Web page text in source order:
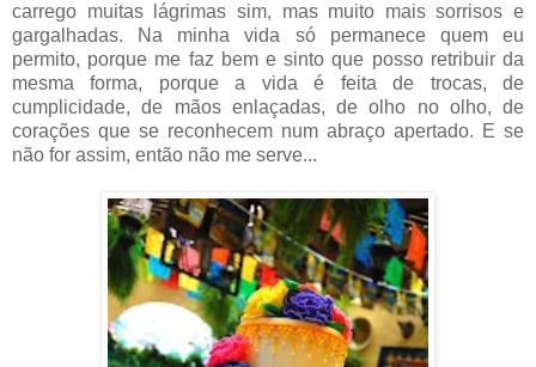
carrego muitas lágrimas sim, mas muito mais sorrisos e
gargalhadas. Na minha vida só permanece quem eu
permito, porque me faz bem e sinto que posso retribuir da
mesma forma, porque a vida é feita de trocas, de
cumplicidade, de mãos enlaçadas, de olho no olho, de
corações que se reconhecem num abraço apertado. E se
não for assim, então não me serve...